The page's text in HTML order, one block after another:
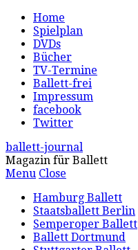
Home
Spielplan
DVDs
Bücher
TV-Termine
Ballett-frei
Impressum
facebook
Twitter
ballett-journal
Magazin für Ballett
Menu Close
Hamburg Ballett
Staatsballett Berlin
Semperoper Ballett
Ballett Dortmund